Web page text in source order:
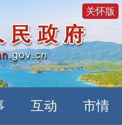
关怀版
互动 市情